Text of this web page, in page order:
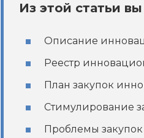
Из этой статьи вы
Описание
Реестр
План закупок
Стимулирование
Проблемы